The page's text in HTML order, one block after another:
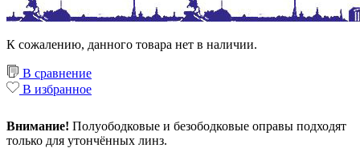
К сожалению, данного товара нет в наличии.
В сравнение
В избранное
Внимание! Полуободковые и безободковые оправы подходят
только для утончённых линз.